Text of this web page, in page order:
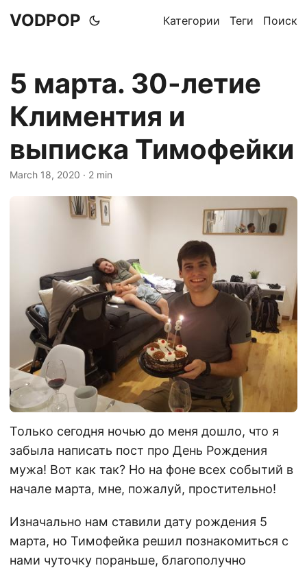
VODPOP Категории Теги Поиск
5 марта. 30-летие
Климентия и
выписка Тимофейки
March 18, 2020 · 2 min
Только сегодня ночью до меня дошло, что я
забыла написать пост про День Рождения
мужа! Вот как так? Но на фоне всех событий в
начале марта, мне, пожалуй, простительно!
Изначально нам ставили дату рождения 5
марта, но Тимофейка решил познакомиться с
нами чуточку пораньше, благополучно